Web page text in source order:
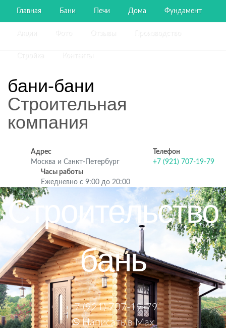
Главная Бани Печи Дома Фундамент
бани-бани
Строительная
компания
Адрес
Москва и Санкт-Петербург
Телефон
+7 (921) 707-19-79
Часы работы
Ежедневно с 9:00 до 20:00
Строительство
бань
+7 (921) 707-19-79
Написать в Max